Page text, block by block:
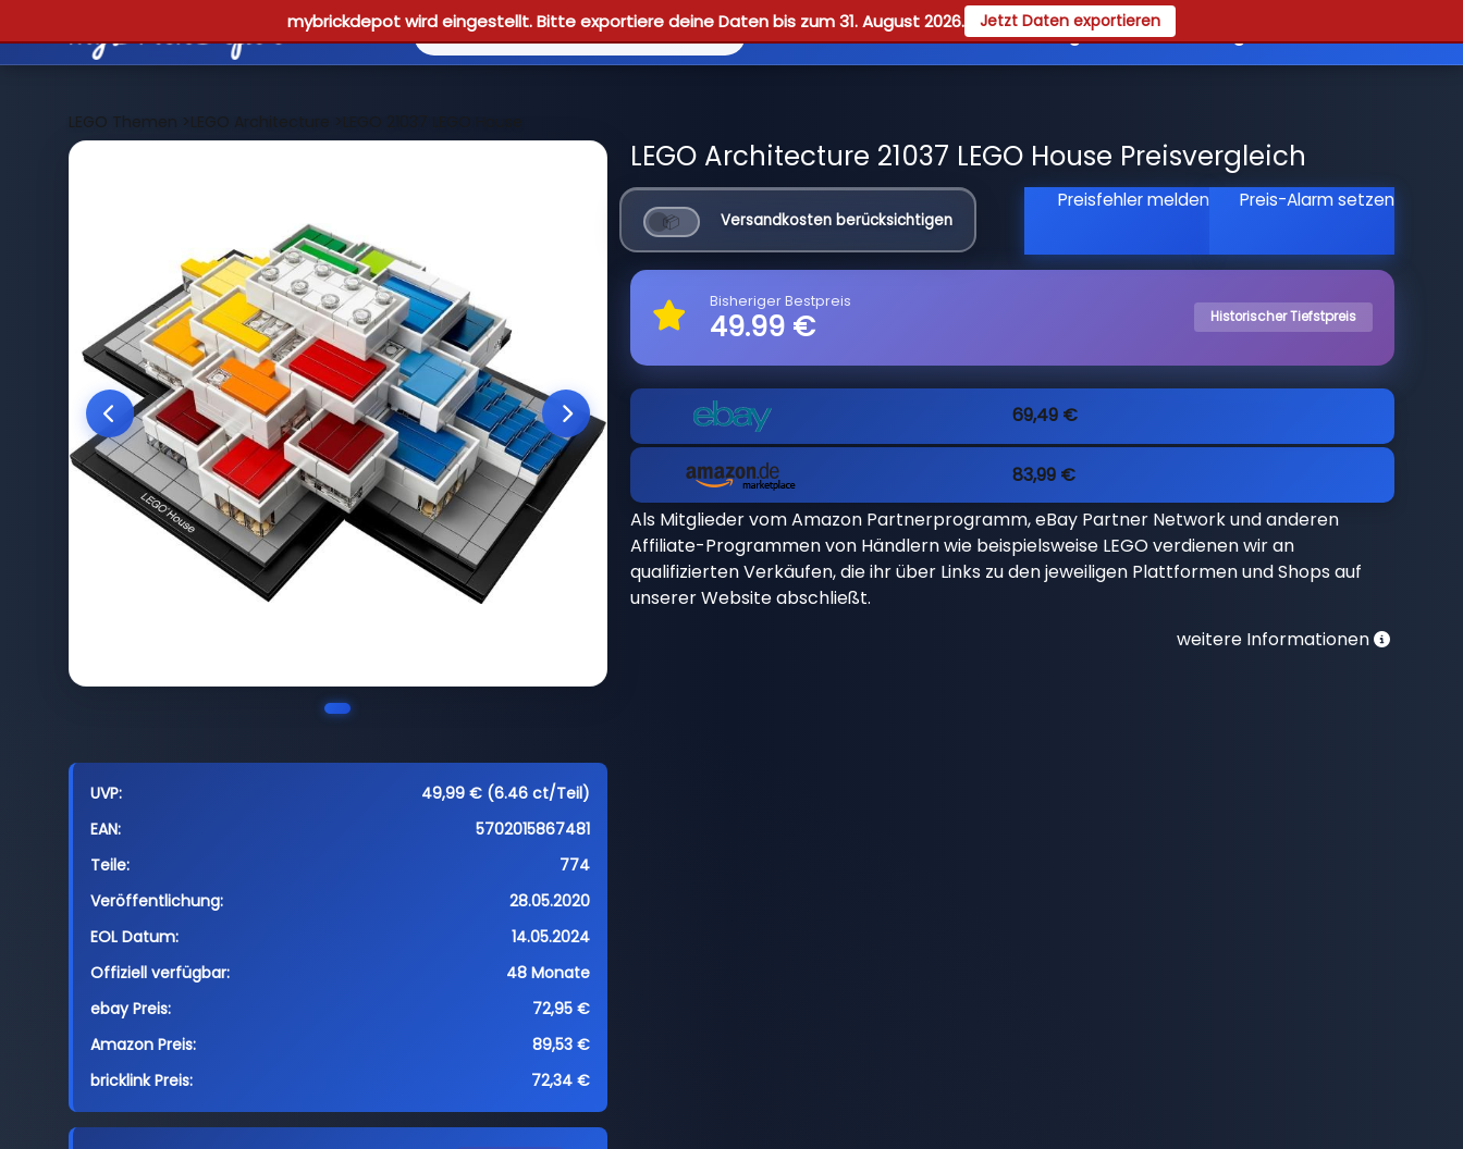
mybrickdepot wird eingestellt. Bitte exportiere deine Daten bis zum 31. August 2026. Jetzt Daten exportieren
Reviews Guides Registrieren
LEGO Themen >LEGO Architecture >LEGO 21037 LEGO House
UVP:
49,99 € (6.46 ct/Teil)
EAN:
5702015867481
Teile:
774
Veröffentlichung:
28.05.2020
EOL Datum:
14.05.2024
Offiziell verfügbar:
48 Monate
ebay Preis:
72,95 €
Amazon Preis:
89,53 €
bricklink Preis:
72,34 €
LEGO Architecture 21037 LEGO House Preisvergleich
Versandkosten berücksichtigen
Preisfehler melden Preis-Alarm setzen
Bisheriger Bestpreis
49.99 € Historischer Tiefstpreis
69,49 €
83,99 €
Als Mitglieder vom Amazon Partnerprogramm, eBay Partner Network und anderen
Affiliate-Programmen von Händlern wie beispielsweise LEGO verdienen wir an
qualifizierten Verkäufen, die ihr über Links zu den jeweiligen Plattformen und Shops auf
unserer Website abschließt.
weitere Informationen